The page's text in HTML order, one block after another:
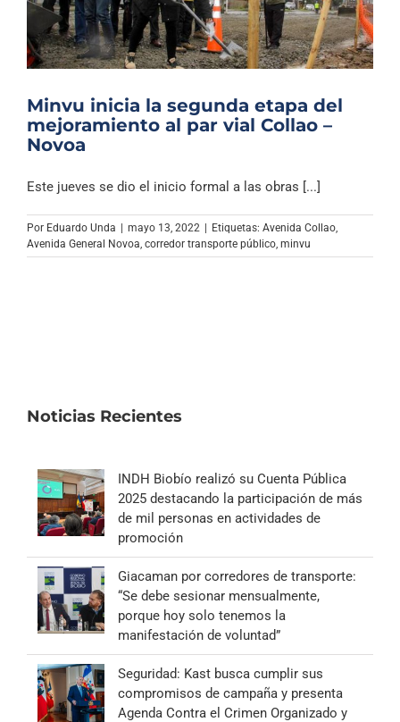
Minvu inicia la segunda etapa del
mejoramiento al par vial Collao –
Novoa
Este jueves se dio el inicio formal a las obras [...]
Por Eduardo Unda | mayo 13, 2022 | Etiquetas: Avenida Collao
Avenida General Novoa corredor transporte público minvu
Noticias Recientes
INDH Biobío realizó su Cuenta Pública
2025 destacando la participación de más
de mil personas en actividades de
promoción
Giacaman por corredores de transporte:
“Se debe sesionar mensualmente,
porque hoy solo tenemos la
manifestación de voluntad”
Seguridad: Kast busca cumplir sus
compromisos de campaña y presenta
Agenda Contra el Crimen Organizado y